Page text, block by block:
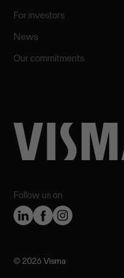
Follow us on
For investors
News
Our commitments
©️ 2026 Visma